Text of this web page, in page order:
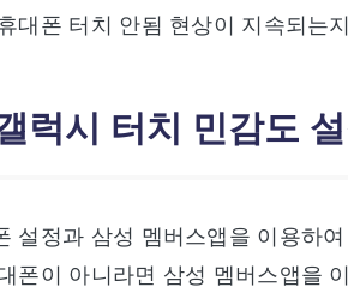
대폰 터치 안됨 현상이 지속되는
럭시 터치 민감도
설정과 삼성 멤버스앱을 이용하
폰이 아니라면 삼성 멤버스앱을